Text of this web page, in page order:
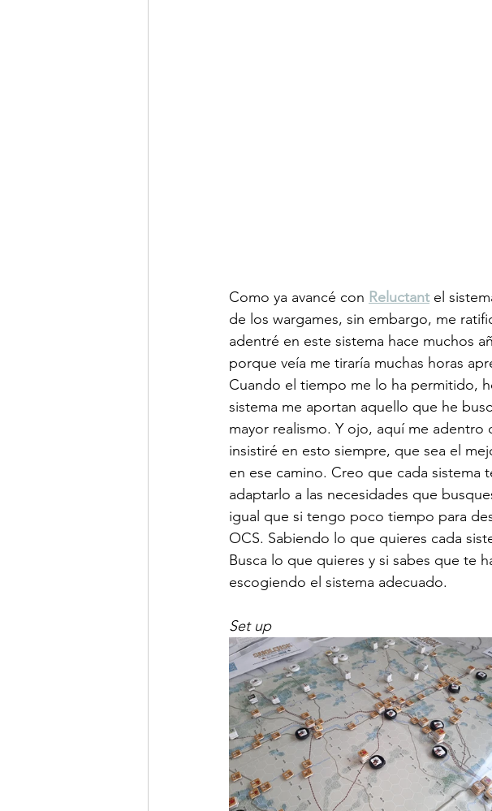
Como ya avancé con Reluctant el
de los wargames, sin embargo, me
adentré en este sistema hace muchos
porque veía me tiraría muchas horas
Cuando el tiempo me lo ha permitido,
sistema me aportan aquello que he
mayor realismo. Y ojo, aquí me
insistiré en esto siempre, que sea el
en ese camino. Creo que cada sistema
adaptarlo a las necesidades que
igual que si tengo poco tiempo para
OCS. Sabiendo lo que quieres cada
Busca lo que quieres y si sabes que te
escogiendo el sistema adecuado.
Set up